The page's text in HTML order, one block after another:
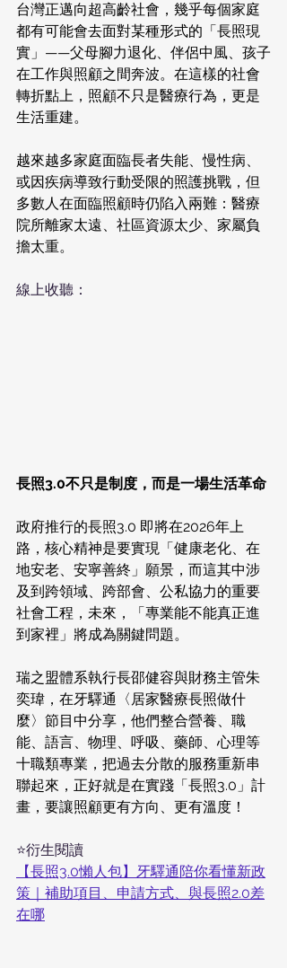
台灣正邁向超高齡社會，幾乎每個家庭
都有可能會去面對某種形式的「長照現
實」——父母腳力退化、伴侶中風、孩子
在工作與照顧之間奔波。在這樣的社會
轉折點上，照顧不只是醫療行為，更是
生活重建。
越來越多家庭面臨長者失能、慢性病、
或因疾病導致行動受限的照護挑戰，但
多數人在面臨照顧時仍陷入兩難：醫療
院所離家太遠、社區資源太少、家屬負
擔太重。
線上收聽：
長照3.0不只是制度，而是一場生活革命
政府推行的長照3.0 即將在2026年上
路，核心精神是要實現「健康老化、在
地安老、安寧善終」願景，而這其中涉
及到跨領域、跨部會、公私協力的重要
社會工程，未來，「專業能不能真正進
到家裡」將成為關鍵問題。
瑞之盟體系執行長邵健容與財務主管朱
奕瑋，在牙驛通〈居家醫療長照做什
麼〉節目中分享，他們整合營養、職
能、語言、物理、呼吸、藥師、心理等
十職類專業，把過去分散的服務重新串
聯起來，正好就是在實踐「長照3.0」計
畫，要讓照顧更有方向、更有溫度！
⭐衍生閱讀
【長照3.0懶人包】牙驛通陪你看懂新政
策｜補助項目、申請方式、與長照2.0差
在哪